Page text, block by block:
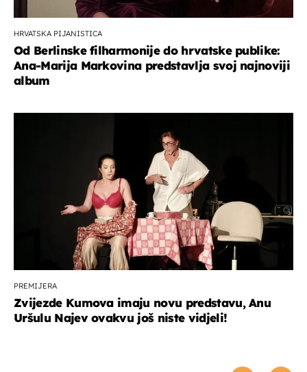
HRVATSKA PIJANISTICA
Od Berlinske filharmonije do hrvatske publike:
Ana-Marija Markovina predstavlja svoj najnoviji
album
PREMIJERA
Zvijezde Kumova imaju novu predstavu, Anu
Uršulu Najev ovakvu još niste vidjeli!